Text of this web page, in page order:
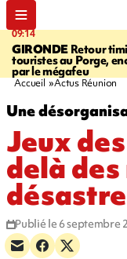
09:14
GIRONDE Retour
touristes au Porge,
par le mégafeu
Accueil Actus Réunion
Une
Jeux
delà
Publié le 6 septembre